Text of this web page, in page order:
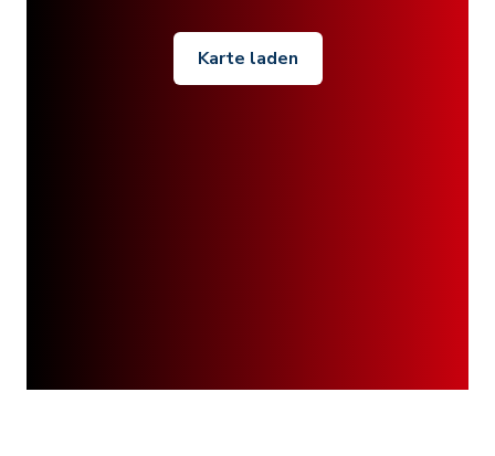
Karte laden